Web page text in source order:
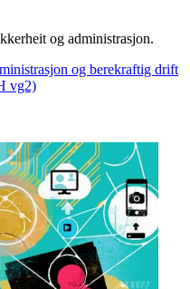
og administrasjon.
og berekraftig drift
vg2)